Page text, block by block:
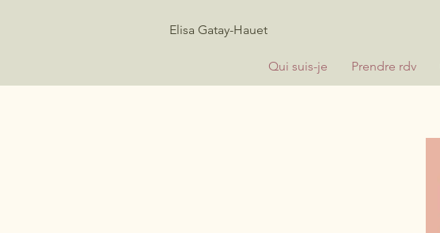
Elisa Gatay-Hauet
Qui suis-je Prendre rdv